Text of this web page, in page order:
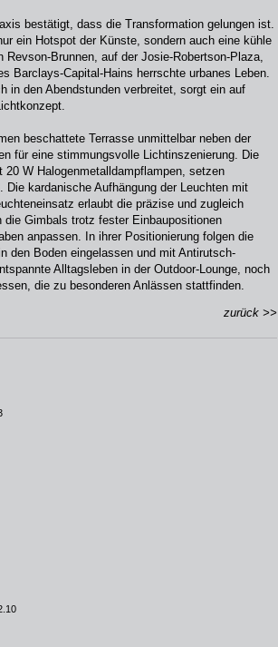
bestätigt, dass die Transformation gelungen ist.
ein Hotspot der Künste, sondern auch eine kühle
Brunnen, auf der Josie-Robertson-Plaza,
Barclays-Capital-Hains herrschte urbanes Leben.
in den Abendstunden verbreitet, sorgt ein auf
beschattete Terrasse unmittelbar neben der
für eine stimmungsvolle Lichtinszenierung. Die
W Halogenmetalldampflampen, setzen
kardanische Aufhängung der Leuchten mit
erlaubt die präzise und zugleich
Gimbals trotz fester Einbaupositionen
anpassen. In ihrer Positionierung folgen die
den Boden eingelassen und mit Antirutsch-
Alltagsleben in der Outdoor-Lounge, noch
die zu besonderen Anlässen stattfinden.
zurück >>